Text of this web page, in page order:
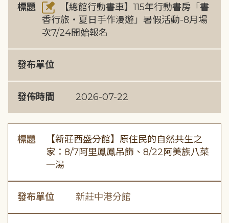
標題
【總館行動書車】115年行動書房「書
香行旅・夏日手作漫遊」暑假活動-8月場
次7/24開始報名
發布單位
發佈時間 2026-07-22
標題
【新莊西盛分館】原住民的自然共生之
家：8/7阿里鳳鳳吊飾、8/22阿美族八菜
一湯
發布單位 新莊中港分館